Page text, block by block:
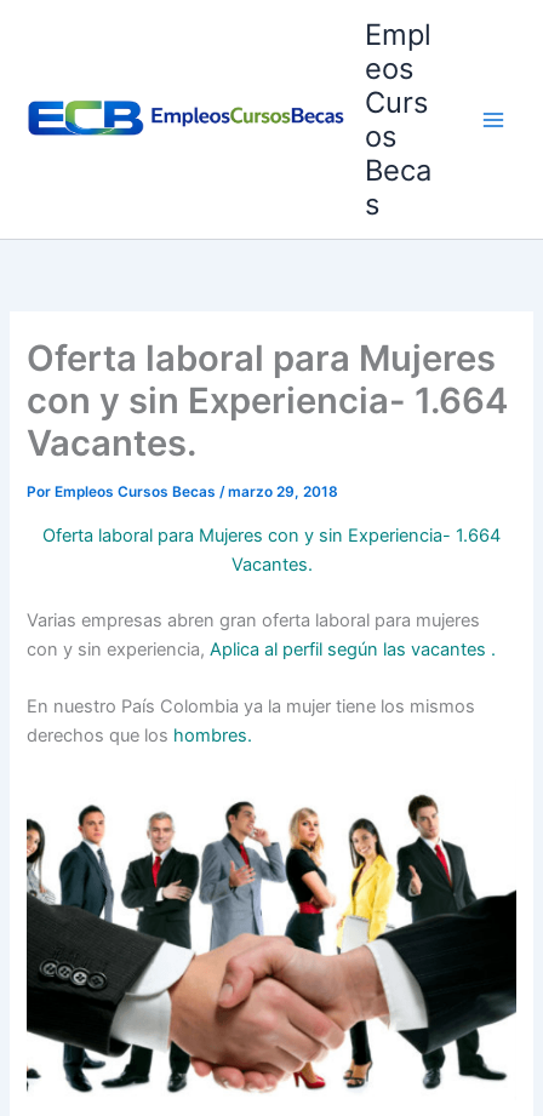
Empl
eos
Curs
os
Beca
s
Oferta laboral para Mujeres
con y sin Experiencia- 1.664
Vacantes.
Por Empleos Cursos Becas/marzo 29, 2018
Oferta laboral para Mujeres con y sin Experiencia- 1.664
Vacantes.
Varias empresas abren gran oferta laboral para mujeres
con y sin experiencia, Aplica al perfil según las vacantes .
En nuestro País Colombia ya la mujer tiene los mismos
derechos que los hombres.